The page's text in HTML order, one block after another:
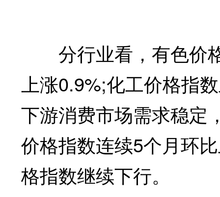
分行业看，有色价
上涨0.9%;化工价格指
下游消费市场需求稳定
价格指数连续5个月环
格指数继续下行。